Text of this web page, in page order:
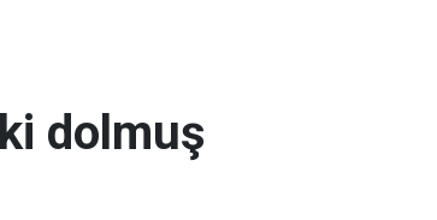
dolmuş